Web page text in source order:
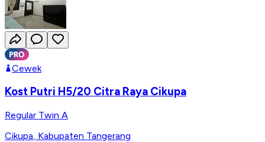
Cewek
Kost Putri H5/20 Citra Raya Cikupa
Regular Twin A
Cikupa, Kabupaten Tangerang